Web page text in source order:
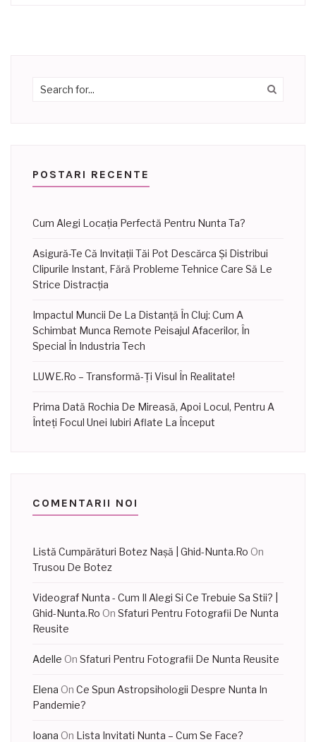
POSTARI RECENTE
Cum Alegi Locația Perfectă Pentru Nunta Ta?
Asigură-Te Că Invitații Tăi Pot Descărca Și Distribui
Clipurile Instant, Fără Probleme Tehnice Care Să Le
Strice Distracția
Impactul Muncii De La Distanță În Cluj: Cum A
Schimbat Munca Remote Peisajul Afacerilor, În
Special În Industria Tech
LUWE.ro – Transformă-Ți Visul În Realitate!
Prima Dată Rochia De Mireasă, Apoi Locul, Pentru A
Înteți Focul Unei Iubiri Aflate La Început
COMENTARII NOI
Listă Cumpărături Botez Nașă | Ghid-Nunta.Ro On
Trusou De Botez
Videograf Nunta - Cum Il Alegi Si Ce Trebuie Sa Stii? |
Ghid-Nunta.Ro On Sfaturi Pentru Fotografii De Nunta
Reusite
Adelle On Sfaturi Pentru Fotografii De Nunta Reusite
Elena On Ce Spun Astropsihologii Despre Nunta In
Pandemie?
Ioana On Lista Invitati Nunta – Cum Se Face?